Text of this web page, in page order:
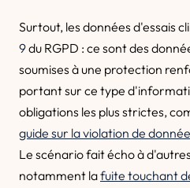
Surtout, les données d'essais
9du RGPD : ce sont des
soumises à une protection
portant sur ce type
obligations les plus strictes,
guide sur la violation de
Le scénario fait écho à
notamment lafuite touchant